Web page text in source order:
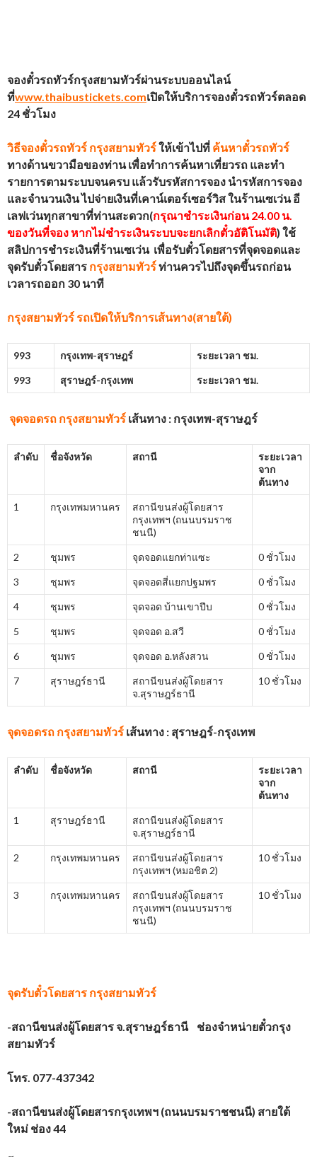
จองตั๋วรถทัวร์กรุงสยามทัวร์ผ่านระบบออนไลน์
ที่www.thaibustickets.comเปิดให้บริการจองตั๋วรถทัวร์ตลอด
24 ชั่วโมง
วิธีจองตั๋วรถทัวร์ กรุงสยามทัวร์ให้เข้าไปที่ ค้นหาตั๋วรถทัวร์
ทางด้านขวามือของท่าน เพื่อทำการค้นหาเที่ยวรถ และทำ
รายการตามระบบจนครบ แล้วรับรหัสการจอง นำรหัสการจอง
และจำนวนเงิน ไปจ่ายเงินที่เคาน์เตอร์เซอร์วิส ในร้านเซเว่น อี
เลฟเว่นทุกสาขาที่ท่านสะดวก(กรุณาชำระเงินก่อน 24.00 น.
ของวันที่จอง หากไม่ชำระเงินระบบจะยกเลิกตั๋วอัติโนมัติ) ใช้
สลิปการชำระเงินที่ร้านเซเว่น เพื่อรับตั๋วโดยสารที่จุดจอดและ
จุดรับตั๋วโดยสาร กรุงสยามทัวร์ท่านควรไปถึงจุดขึ้นรถก่อน
เวลารถออก 30 นาที
กรุงสยามทัวร์รถเปิดให้บริการเส้นทาง(สายใต้)
993 กรุงเทพ-สุราษฎร์ ระยะเวลา ชม.
993 สุราษฎร์-กรุงเทพ ระยะเวลา ชม.
จุดจอดรถ กรุงสยามทัวร์ เส้นทาง : กรุงเทพ-สุราษฎร์
ลำดับ ชื่อจังหวัด สถานี
ระยะเวลา
จาก
ต้นทาง
1 กรุงเทพมหานคร
สถานีขนส่งผู้โดยสาร
กรุงเทพฯ (ถนนบรมราช
ชนนี)
2 ชุมพร จุดจอดแยกท่าแซะ 0 ชั่วโมง
3 ชุมพร จุดจอดสี่แยกปฐมพร 0 ชั่วโมง
4 ชุมพร จุดจอด บ้านเขาปีบ 0 ชั่วโมง
5 ชุมพร จุดจอด อ.สวี 0 ชั่วโมง
6 ชุมพร จุดจอด อ.หลังสวน 0 ชั่วโมง
7 สุราษฎร์ธานี
สถานีขนส่งผู้โดยสาร
จ.สุราษฎร์ธานี
10 ชั่วโมง
จุดจอดรถ กรุงสยามทัวร์ เส้นทาง : สุราษฎร์-กรุงเทพ
ลำดับ ชื่อจังหวัด สถานี
ระยะเวลา
จาก
ต้นทาง
1 สุราษฎร์ธานี
สถานีขนส่งผู้โดยสาร
จ.สุราษฎร์ธานี
2 กรุงเทพมหานคร
สถานีขนส่งผู้โดยสาร
กรุงเทพฯ (หมอชิต 2)
10 ชั่วโมง
3 กรุงเทพมหานคร
สถานีขนส่งผู้โดยสาร
กรุงเทพฯ (ถนนบรมราช
ชนนี)
10 ชั่วโมง
จุดรับตั๋วโดยสาร กรุงสยามทัวร์
-สถานีขนส่งผู้โดยสาร จ.สุราษฎร์ธานี ช่องจำหน่ายตั๋วกรุง
สยามทัวร์
โทร. 077-437342
-สถานีขนส่งผู้โดยสารกรุงเทพฯ (ถนนบรมราชชนนี) สายใต้
ใหม่ ช่อง 44